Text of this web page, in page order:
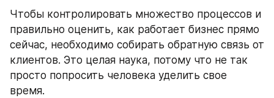
Чтобы контролировать множество процессов и
правильно оценить, как работает бизнес прямо
сейчас, необходимо собирать обратную связь от
клиентов. Это целая наука, потому что не так
просто попросить человека уделить свое
время.